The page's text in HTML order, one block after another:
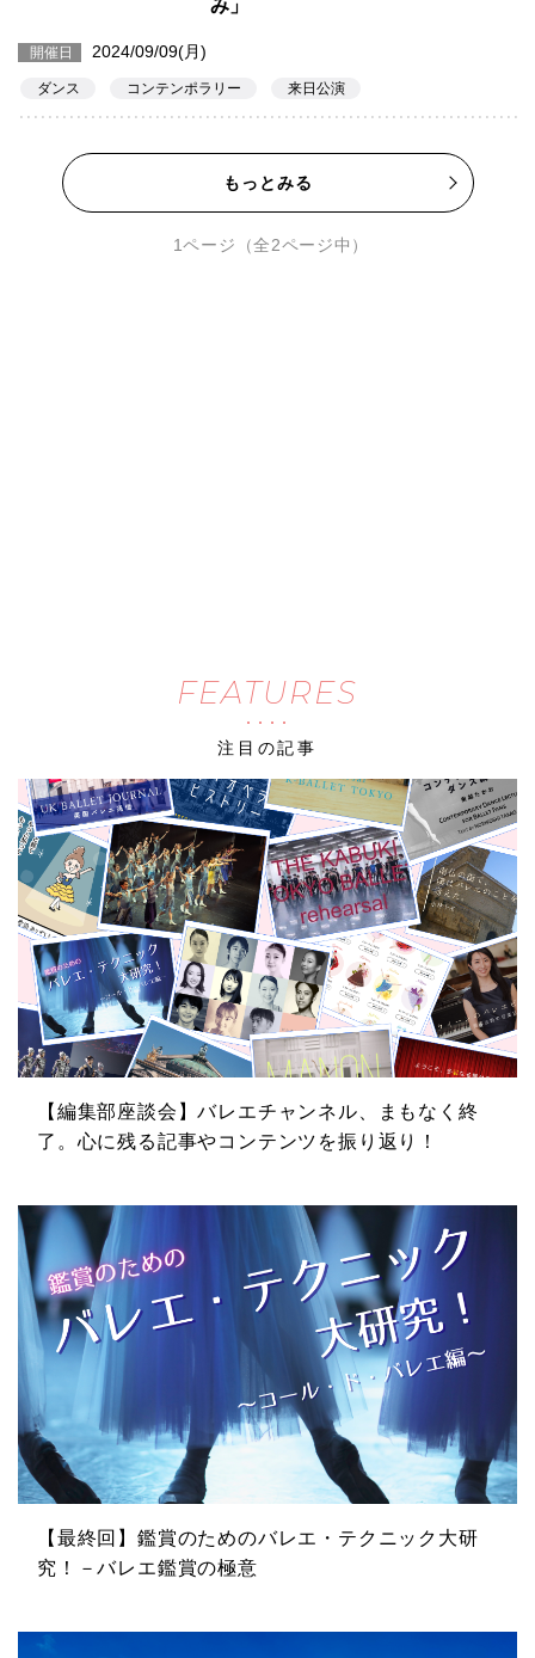
み」
開催日 2024/09/09(月)
ダンス コンテンポラリー 来日公演
もっとみる
1ページ（全2ページ中）
FEATURES
注目の記事
【編集部座談会】バレエチャンネル、まもなく終
了。心に残る記事やコンテンツを振り返り！
【最終回】鑑賞のためのバレエ・テクニック大研
究！－バレエ鑑賞の極意